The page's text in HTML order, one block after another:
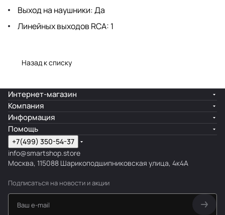
Выход на наушники: Да
Линейных выходов RCA: 1
Назад к списку
Интернет-магазин
Компания
Информация
Помощь
+7(499) 350-54-37
info@smartshop.store
Москва, 115088 Шарикоподшипниковская улица, 4к4А
Подписаться на новости и акции